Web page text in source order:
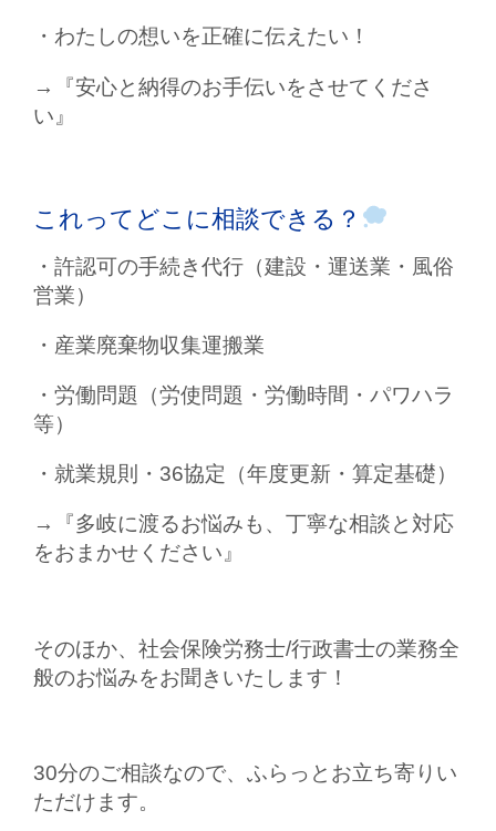
・わたしの想いを正確に伝えたい！
→『安心と納得のお手伝いをさせてくださ
い』
これってどこに相談できる？
・許認可の手続き代行（建設・運送業・風俗
営業）
・産業廃棄物収集運搬業
・労働問題（労使問題・労働時間・パワハラ
等）
・就業規則・36協定（年度更新・算定基礎）
→『多岐に渡るお悩みも、丁寧な相談と対応
をおまかせください』
そのほか、社会保険労務士/行政書士の業務全
般のお悩みをお聞きいたします！
30分のご相談なので、ふらっとお立ち寄りい
ただけます。